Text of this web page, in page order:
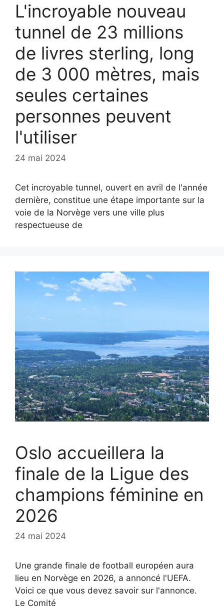
L'incroyable nouveau
tunnel de 23 millions
de livres sterling, long
de 3 000 mètres, mais
seules certaines
personnes peuvent
l'utiliser
24 mai 2024
Cet incroyable tunnel, ouvert en avril de l'année
dernière, constitue une étape importante sur la
voie de la Norvège vers une ville plus
respectueuse de
Oslo accueillera la
finale de la Ligue des
champions féminine en
2026
24 mai 2024
Une grande finale de football européen aura
lieu en Norvège en 2026, a annoncé l'UEFA.
Voici ce que vous devez savoir sur l'annonce.
Le Comité